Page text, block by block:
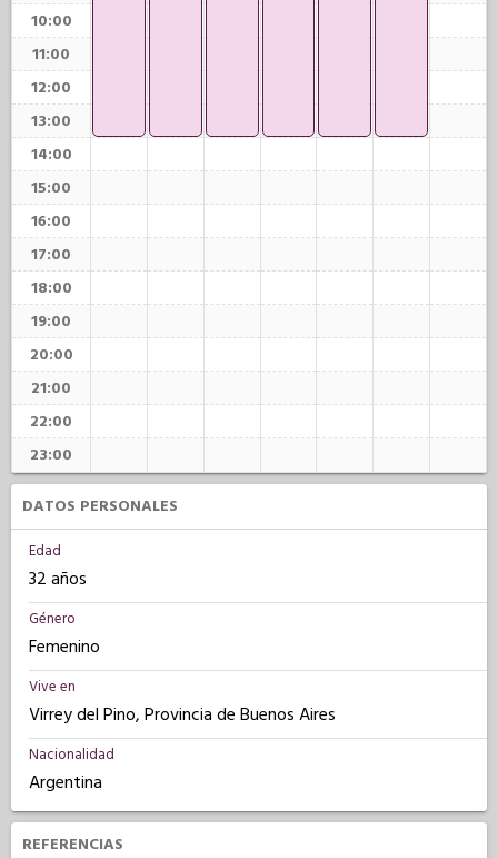
10:00
11:00
12:00
13:00
14:00
15:00
16:00
17:00
18:00
19:00
20:00
21:00
22:00
23:00
DATOS PERSONALES
Edad
32 años
Género
Femenino
Vive en
Virrey del Pino, Provincia de Buenos Aires
Nacionalidad
Argentina
REFERENCIAS